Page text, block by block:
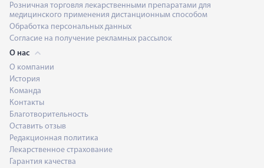
Розничная торговля лекарственными препаратами для
медицинского применения дистанционным способом
Обработка персональных данных
Согласие на получение рекламных рассылок
О нас
О компании
История
Команда
Контакты
Благотворительность
Оставить отзыв
Редакционная политика
Лекарственное страхование
Гарантия качества